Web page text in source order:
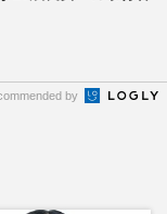
by